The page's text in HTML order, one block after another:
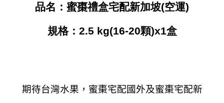
品名： 蜜棗禮盒宅配新加坡(空運)
規格： 2.5 kg(16-20顆)x1盒
期待台灣水果，蜜棗宅配國外及蜜棗宅配新